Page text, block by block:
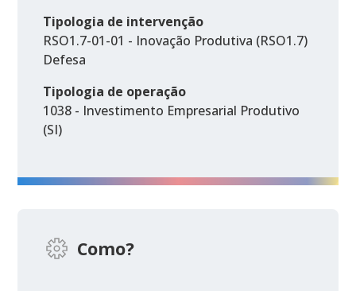
Tipologia de intervenção
RSO1.7-01-01 - Inovação Produtiva (RSO1.7)
Defesa
Tipologia de operação
1038 - Investimento Empresarial Produtivo
(SI)
Como?